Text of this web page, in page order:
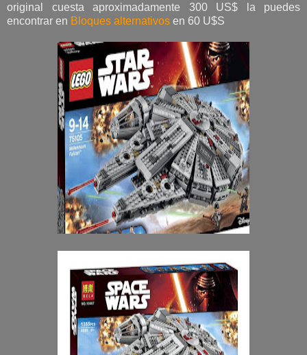
original cuesta aproximadamente 300 US$ la puedes
encontrar en Bloques alternativos en 60 U$S